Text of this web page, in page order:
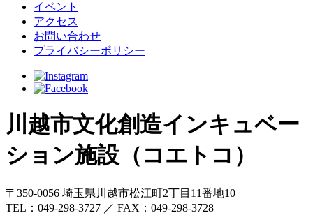
イベント
アクセス
お問い合わせ
プライバシーポリシー
川越市文化創造インキュベー
ション施設（コエトコ）
〒350-0056 埼玉県川越市松江町2丁目11番地10
TEL：049-298-3727 ／ FAX：049-298-3728